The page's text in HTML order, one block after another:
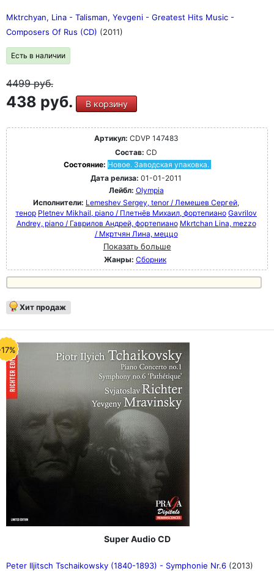
Mktrchyan, Lina - Talisman, Yevgeni - Greatest Hits Music -
Composers Of Rus (CD) (2011)
Есть в наличии
4499руб.
438 руб. В корзину
Артикул: CDVP 147483
Состав: CD
Состояние: Новое. Заводская упаковка.
Дата релиза: 01-01-2011
Лейбл: Olympia
Исполнители: Lemeshev Sergey, tenor / Лемешев Сергей,
тенор Pletnev Mikhail, piano / Плетнёв Михаил, фортепиано Gavrilov
Andrey, piano / Гаврилов Андрей, фортепиано Mkrtchan Lina, mezzo
/ Мкртчян Лина, меццо
Показать больше
Жанры: Сборник
Хит продаж
Super Audio CD
Peter Iljitsch Tschaikowsky (1840-1893) - Symphonie Nr.6 (2013)